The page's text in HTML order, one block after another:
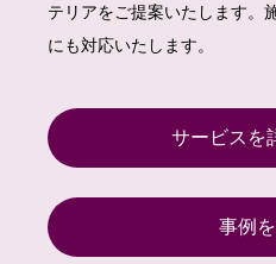
テリアをご提案いたします。
にも対応いたします。
サービスを
事例